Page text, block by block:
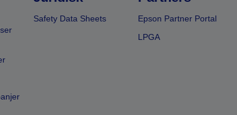
Safety Data Sheets
Epson Partner Portal
LPGA